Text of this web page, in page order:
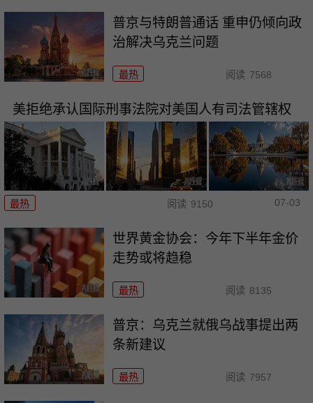
普京与特朗普通话 重申仍倾向政
治解决乌克兰问题
最热 阅读 7568
美拒绝承认国际刑事法院对美国人有司法管辖权
最热 阅读 9150 07-03
世界黄金协会：今年下半年金价
走势或将趋稳
最热 阅读 8135
普京：乌克兰就俄乌战事提出两
条新建议
最热 阅读 7957